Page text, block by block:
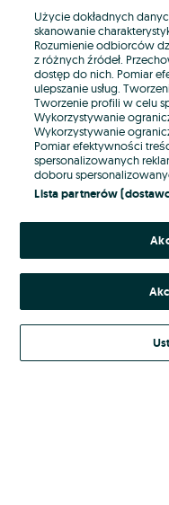
E-mail
Hasło
Nie pamiętasz hasła?
Kontynuując za
Regulamin
Użycie dokładnych
skanowanie
Rozumienie odbiorców
z różnych źródeł.
dostęp do nich. Pomiar
ulepszanie usług.
Tworzenie profili w celu
Wykorzystywanie
Wykorzystywanie
Pomiar efektywności
spersonalizowanych
doboru
Lista partnerów